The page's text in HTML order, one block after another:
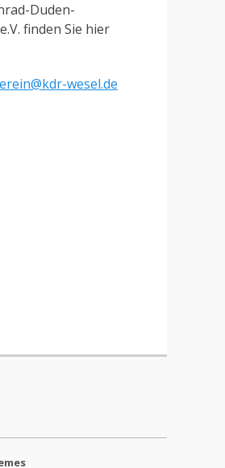
Duden-
finden Sie hier
wesel.de